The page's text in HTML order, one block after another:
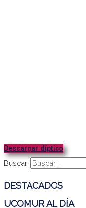
Descargar díptico
Buscar:
DESTACADOS
UCOMUR AL DÍA